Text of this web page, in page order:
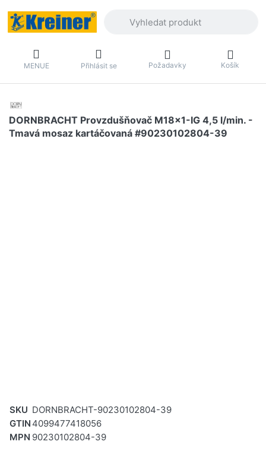
MENUE Přihlásit se Požadavky Košík
DORNBRACHT Provzdušňovač M18x1-IG 4,5 l/min. -
Tmavá mosaz kartáčovaná #90230102804-39
SKU DORNBRACHT-90230102804-39
GTIN 4099477418056
MPN 90230102804-39